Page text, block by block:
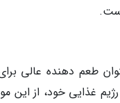
طعم دهنده
رژیم غذایی خود، از